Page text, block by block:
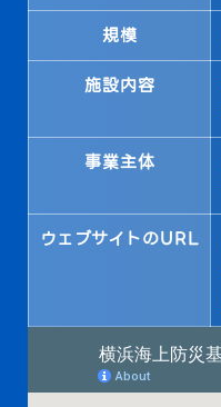
規模
施設内容
事業主体
ウェブサイトのURL